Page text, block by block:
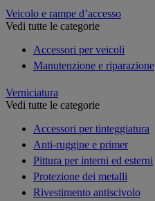
Veicolo e rampe d’accesso
Vedi tutte le categorie
Accessori per veicoli
Manutenzione e riparazione
Verniciatura
Vedi tutte le categorie
Accessori per tinteggiatura
Anti-ruggine e primer
Pittura per interni ed esterni
Protezione dei metalli
Rivestimento antiscivolo